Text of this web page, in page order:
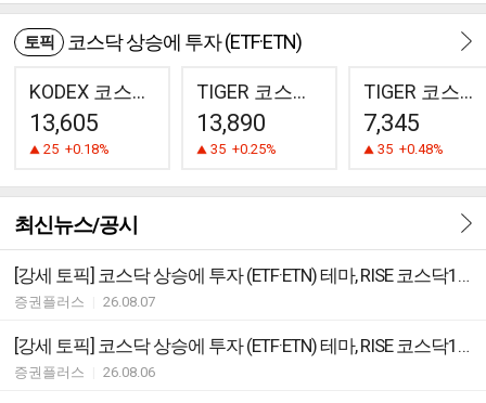
토픽 코스닥 상승에 투자 (ETF·ETN)
KODEX 코스닥150
13,605
25 +0.18%
TIGER 코스닥150
13,890
35 +0.25%
TIGER 코스닥150 레버리지
7,345
35 +0.48%
최신뉴스/공시
[강세 토픽] 코스닥 상승에 투자 (ETF·ETN) 테마, RISE 코스닥150선물레버리지 +4.71%, KODEX 코스닥150레버리지 +4.69%
증권플러스 26.08.07
[강세 토픽] 코스닥 상승에 투자 (ETF·ETN) 테마, RISE 코스닥150선물레버리지 +5.71%, TIGER 코스닥150 레버리지 +5.59%
증권플러스 26.08.06